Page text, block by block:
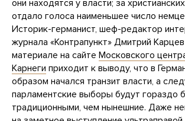
они находятся у власти; за
отдало голоса наименьшее число
Историк-германист, шеф-редактор
журнала «Контрапункт» Дмитрий
материале на сайте Московского
Карнеги приходит к выводу, что в
образом начался транзит власти, а
парламентские выборы будут гораздо
традиционными, чем нынешние. Даже